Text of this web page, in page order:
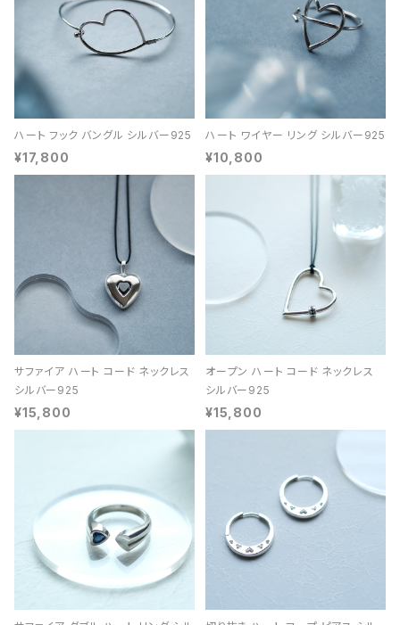
ハート フック バングル シルバー925
¥17,800
ハート ワイヤー リング シルバー925
¥10,800
サファイア ハート コード ネックレス
シルバー925
¥15,800
オープン ハート コード ネックレス
シルバー925
¥15,800